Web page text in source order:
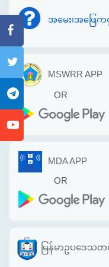
အမေး၊အဖြေကဏ္
MSWRR APP
OR
MDA APP
OR
မြန်မာဥပဒေ